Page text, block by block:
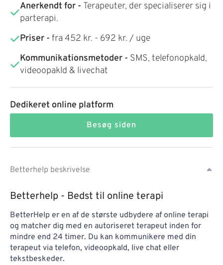
Anerkendt for - Terapeuter, der specialiserer sig i
parterapi.
Priser - fra 452 kr. - 692 kr. / uge
Kommunikationsmetoder - SMS, telefonopkald,
videoopakld & livechat
Dedikeret online platform
Besøg siden
Betterhelp beskrivelse
Betterhelp - Bedst til online terapi
BetterHelp er en af de største udbydere af online terapi
og matcher dig med en autoriseret terapeut inden for
mindre end 24 timer. Du kan kommunikere med din
terapeut via telefon, videoopkald, live chat eller
tekstbeskeder.